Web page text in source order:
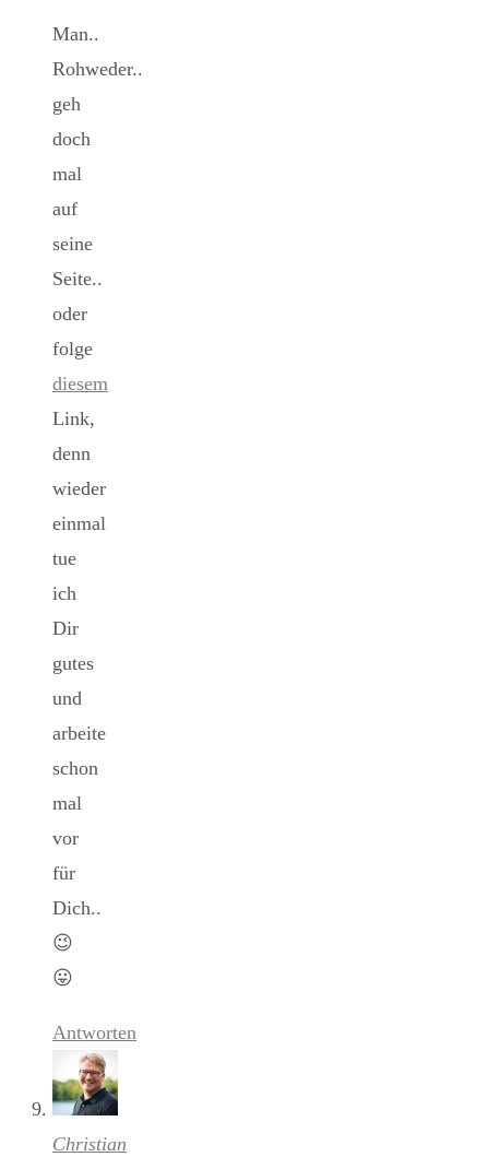
Man..
Rohweder..
geh
doch
mal
auf
seine
Seite..
oder
folge
diesem
Link,
denn
wieder
einmal
tue
ich
Dir
gutes
und
arbeite
schon
mal
vor
für
Dich..
😉
😛
Antworten
Christian